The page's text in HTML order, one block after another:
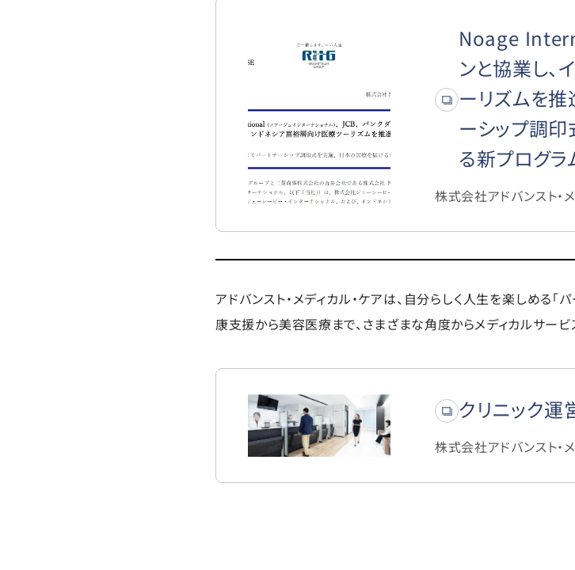
Noage
ンと協業し、
ーリズムを推
ーシップ調
る新プログラ
株式会社アドバンスト・
アドバンスト・メディカル・ケアは、自分らしく人生を楽しめる「
康支援から美容医療まで、さまざまな角度からメディカルサービ
クリニック運
株式会社アドバンスト・